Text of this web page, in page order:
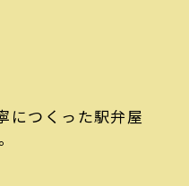
につくった駅弁屋